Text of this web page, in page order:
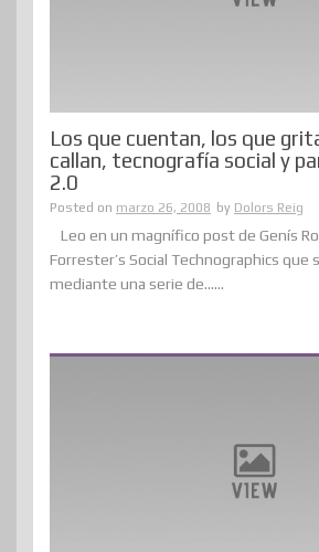
Los que cuentan, los que
callan, tecnografía social y
2.0
Posted on marzo 26, 2008 by Dolors Reig
Leo en un magnífico post de Genís
Forrester’s Social Technographics que
mediante una serie de......